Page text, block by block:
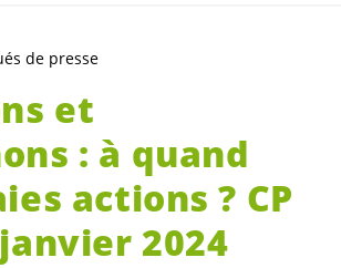
de presse
et
: à quand
actions ? CP
2024